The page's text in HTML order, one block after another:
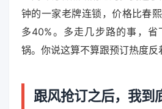
钟的一家老牌连锁，价格比春
多40%。多走几步路的事，
锅。你说这算不算跟预订热度反
跟风抢订之后，我到